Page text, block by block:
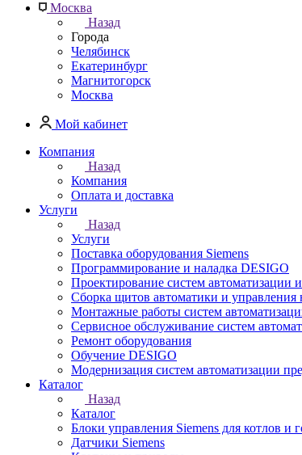
Москва
Назад
Города
Челябинск
Екатеринбург
Магнитогорск
Москва
Мой кабинет
Компания
Назад
Компания
Оплата и доставка
Услуги
Назад
Услуги
Поставка оборудования Siemens
Программирование и наладка DESIGO
Проектирование систем автоматизации
Сборка щитов автоматики и управления
Монтажные работы систем
Сервисное обслуживание систем
Ремонт оборудования
Обучение DESIGO
Модернизация систем автоматизации
Каталог
Назад
Каталог
Блоки управления Siemens для котлов и
Датчики Siemens